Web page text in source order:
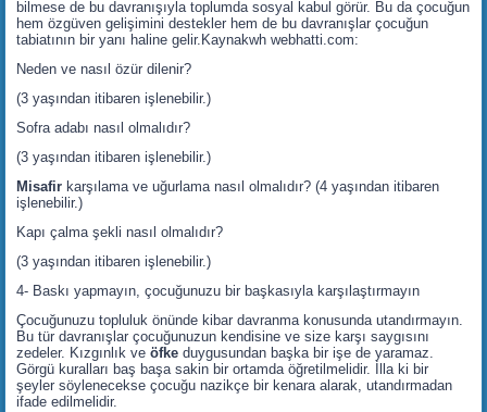
bilmese de bu davranışıyla toplumda sosyal kabul görür. Bu da çocuğun
hem özgüven gelişimini destekler hem de bu davranışlar çocuğun
tabiatının bir yanı haline gelir.Kaynakwh webhatti.com:
Neden ve nasıl özür dilenir?
(3 yaşından itibaren işlenebilir.)
Sofra adabı nasıl olmalıdır?
(3 yaşından itibaren işlenebilir.)
Misafir karşılama ve uğurlama nasıl olmalıdır? (4 yaşından itibaren
işlenebilir.)
Kapı çalma şekli nasıl olmalıdır?
(3 yaşından itibaren işlenebilir.)
4- Baskı yapmayın, çocuğunuzu bir başkasıyla karşılaştırmayın
Çocuğunuzu topluluk önünde kibar davranma konusunda utandırmayın.
Bu tür davranışlar çocuğunuzun kendisine ve size karşı saygısını
zedeler. Kızgınlık veöfke duygusundan başka bir işe de yaramaz.
Görgü kuralları baş başa sakin bir ortamda öğretilmelidir. İlla ki bir
şeyler söylenecekse çocuğu nazikçe bir kenara alarak, utandırmadan
ifade edilmelidir.